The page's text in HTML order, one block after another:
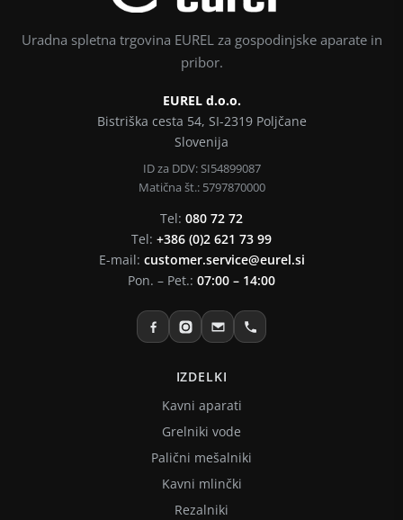
Uradna spletna trgovina EUREL za gospodinjske aparate in
pribor.
EUREL d.o.o.
Bistriška cesta 54, SI-2319 Poljčane
Slovenija
ID za DDV: SI54899087
Matična št.: 5797870000
Tel: 080 72 72
Tel: +386 (0)2 621 73 99
E-mail: customer.service@eurel.si
Pon. – Pet.: 07:00 – 14:00
IZDELKI
Kavni aparati
Grelniki vode
Palični mešalniki
Kavni mlinčki
Rezalniki